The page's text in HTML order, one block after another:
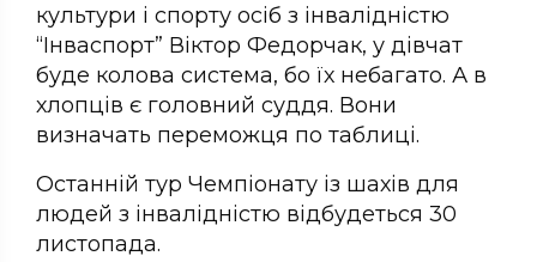
культури і спорту осіб з інвалідністю
“Інваспорт” Віктор Федорчак, у дівчат
буде колова система, бо їх небагато. А в
хлопців є головний суддя. Вони
визначать переможця по таблиці.
Останній тур Чемпіонату із шахів для
людей з інвалідністю відбудеться 30
листопада.